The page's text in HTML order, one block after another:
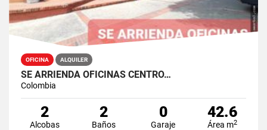
OFICINA ALQUILER
SE ARRIENDA OFICINAS CENTRO…
Colombia
2
Alcobas
2
Baños
0
Garaje
42.6
Área m2